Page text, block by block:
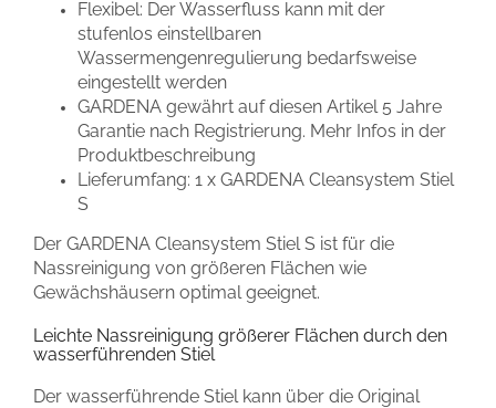
Flexibel: Der Wasserfluss kann mit der
stufenlos einstellbaren
Wassermengenregulierung bedarfsweise
eingestellt werden
GARDENA gewährt auf diesen Artikel 5 Jahre
Garantie nach Registrierung. Mehr Infos in der
Produktbeschreibung
Lieferumfang: 1 x GARDENA Cleansystem Stiel
S
Der GARDENA Cleansystem Stiel S ist für die
Nassreinigung von größeren Flächen wie
Gewächshäusern optimal geeignet.
Leichte Nassreinigung größerer Flächen durch den
wasserführenden Stiel
Der wasserführende Stiel kann über die Original